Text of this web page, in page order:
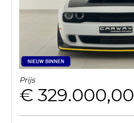
Prijs
€ 329.000,00